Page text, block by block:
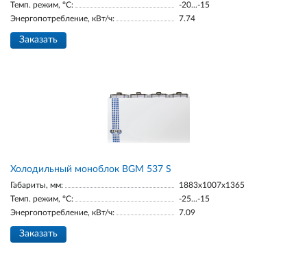
Темп. режим, °С:
-20...-15
Энергопотребление, кВт/ч:
7.74
Заказать
Холодильный моноблок BGМ 537 S
Габариты, мм:
1883х1007х1365
Темп. режим, °С:
-25...-15
Энергопотребление, кВт/ч:
7.09
Заказать